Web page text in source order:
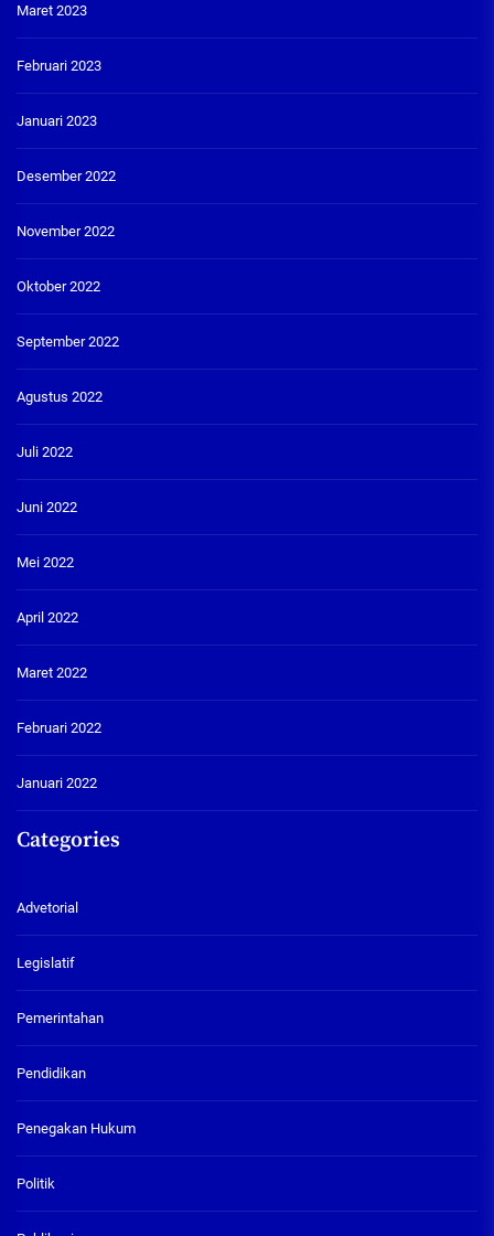
Maret 2023
Februari 2023
Januari 2023
Desember 2022
November 2022
Oktober 2022
September 2022
Agustus 2022
Juli 2022
Juni 2022
Mei 2022
April 2022
Maret 2022
Februari 2022
Januari 2022
Categories
Advetorial
Legislatif
Pemerintahan
Pendidikan
Penegakan Hukum
Politik